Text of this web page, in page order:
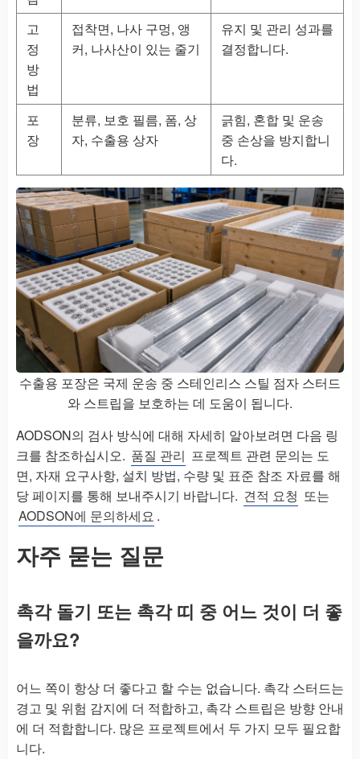
고
정
방
법
접착면, 나사 구멍, 앵
커, 나사산이 있는 줄기
유지 및 관리 성과를
결정합니다.
포
장
분류, 보호 필름, 폼, 상
자, 수출용 상자
긁힘, 혼합 및 운송
중 손상을 방지합니
다.
수출용 포장은 국제 운송 중 스테인리스 스틸 점자 스터드
와 스트립을 보호하는 데 도움이 됩니다.
AODSON의 검사 방식에 대해 자세히 알아보려면 다음 링
크를 참조하십시오. 품질 관리 프로젝트 관련 문의는 도
면, 자재 요구사항, 설치 방법, 수량 및 표준 참조 자료를 해
당 페이지를 통해 보내주시기 바랍니다. 견적 요청 또는
AODSON에 문의하세요 .
자주 묻는 질문
촉각 돌기 또는 촉각 띠 중 어느 것이 더 좋
을까요?
어느 쪽이 항상 더 좋다고 할 수는 없습니다. 촉각 스터드는
경고 및 위험 감지에 더 적합하고, 촉각 스트립은 방향 안내
에 더 적합합니다. 많은 프로젝트에서 두 가지 모두 필요합
니다.